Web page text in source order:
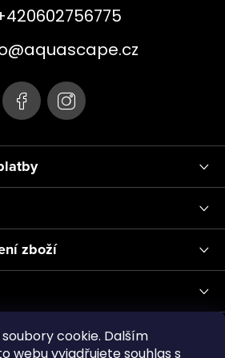
cookie. Dalším
webu vyjadřujete souhlas s
@aquascape.cz
zboží